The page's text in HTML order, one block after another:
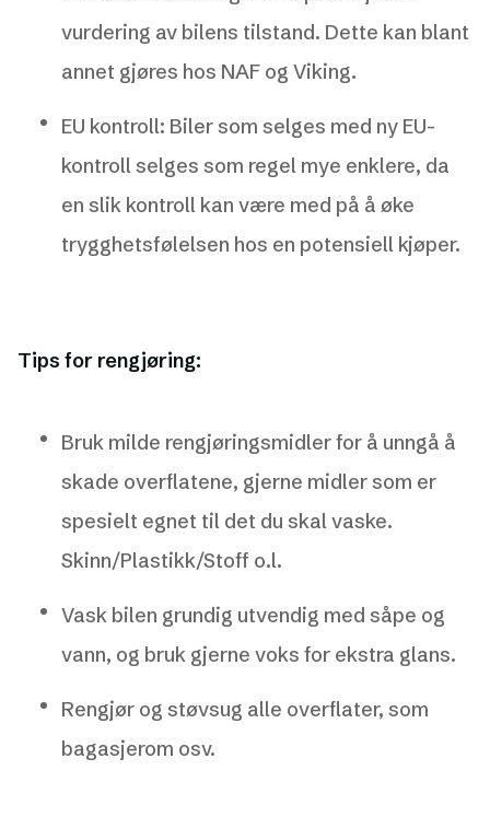
vurdering av bilens tilstand. Dette kan blant
annet gjøres hos NAF og Viking.
EU kontroll: Biler som selges med ny EU-
kontroll selges som regel mye enklere, da
en slik kontroll kan være med på å øke
trygghetsfølelsen hos en potensiell kjøper.
Tips for rengjøring:
Bruk milde rengjøringsmidler for å unngå å
skade overflatene, gjerne midler som er
spesielt egnet til det du skal vaske.
Skinn/Plastikk/Stoff o.l.
Vask bilen grundig utvendig med såpe og
vann, og bruk gjerne voks for ekstra glans.
Rengjør og støvsug alle overflater, som
bagasjerom osv.